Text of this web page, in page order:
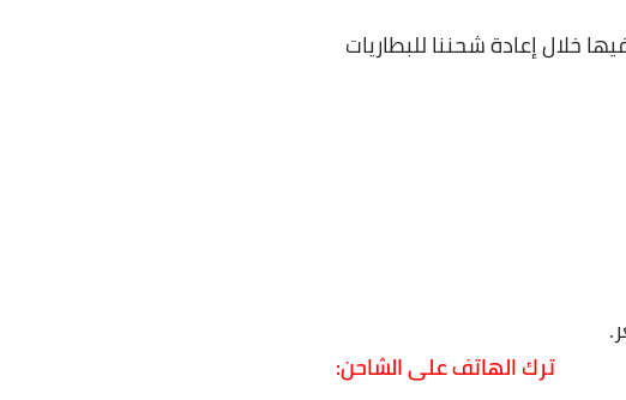
خلال إعادة شحننا للبطاريات
ترك الهاتف على الشاحن: